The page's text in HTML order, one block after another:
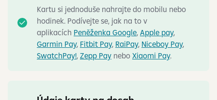
Kartu si jednoduše nahrajte do mobilu nebo
hodinek. Podívejte se, jak na to v
aplikacích Peněženka Google, Apple pay,
Garmin Pay, Fitbit Pay, RaiPay, Niceboy Pay,
SwatchPay!, Zepp Pay nebo Xiaomi Pay.